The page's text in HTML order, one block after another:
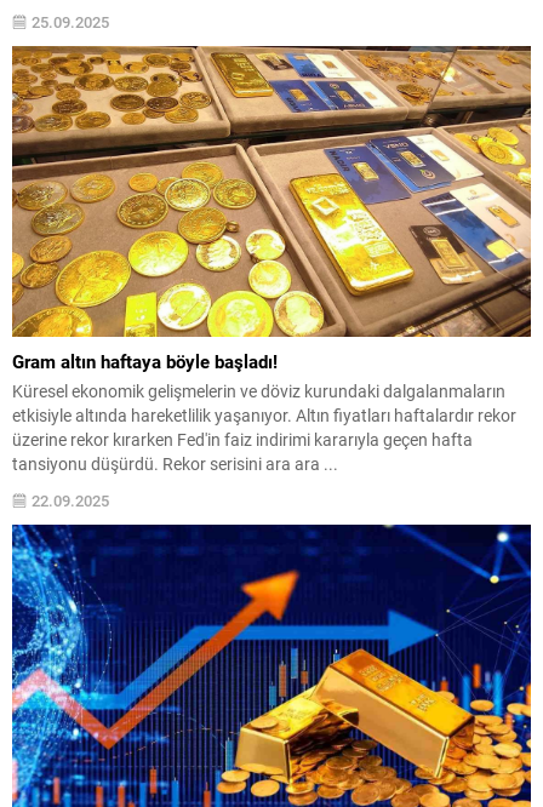
25.09.2025
Gram altın haftaya böyle başladı!
Küresel ekonomik gelişmelerin ve döviz kurundaki dalgalanmaların
etkisiyle altında hareketlilik yaşanıyor. Altın fiyatları haftalardır rekor
üzerine rekor kırarken Fed'in faiz indirimi kararıyla geçen hafta
tansiyonu düşürdü. Rekor serisini ara ara ...
22.09.2025